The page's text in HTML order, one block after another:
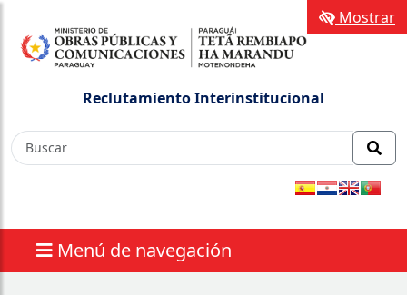
Reclutamiento Interinstitucional
Menú de navegación
Mostrar